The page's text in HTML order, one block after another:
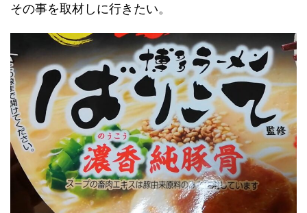
その事を取材しに行きたい。